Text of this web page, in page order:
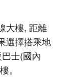
大樓, 距離
選擇搭乘地
士(國內
。